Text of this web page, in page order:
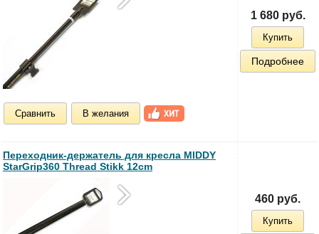
Сравнить В желания
1 680 руб.
Купить
Подробнее
Переходник-держатель для кресла MIDDY
StarGrip360 Thread Stikk 12cm
460 руб.
Купить